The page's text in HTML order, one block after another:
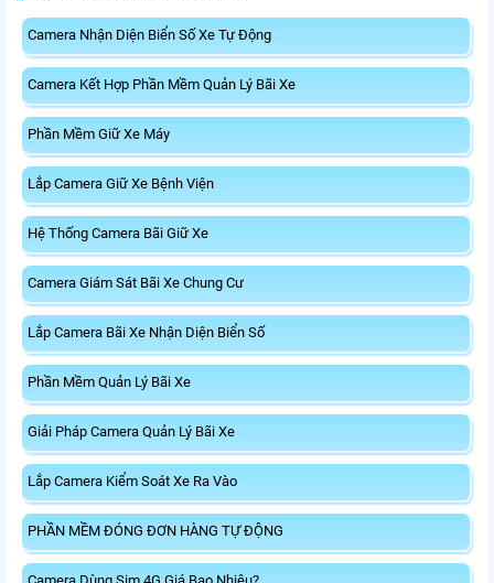
Camera Nhận Diện Biển Số Xe Tự Động
Camera Kết Hợp Phần Mềm Quản Lý Bãi Xe
Phần Mềm Giữ Xe Máy
Lắp Camera Giữ Xe Bệnh Viện
Hệ Thống Camera Bãi Giữ Xe
Camera Giám Sát Bãi Xe Chung Cư
Lắp Camera Bãi Xe Nhận Diện Biển Số
Phần Mềm Quản Lý Bãi Xe
Giải Pháp Camera Quản Lý Bãi Xe
Lắp Camera Kiểm Soát Xe Ra Vào
PHẦN MỀM ĐÓNG ĐƠN HÀNG TỰ ĐỘNG